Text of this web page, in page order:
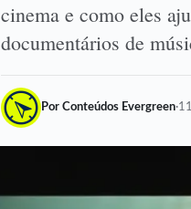
cinema e como eles
documentários de
Por Conteúdos Evergreen·